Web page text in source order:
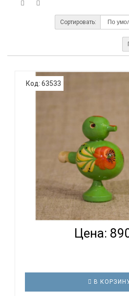
Сортировать:
Код: 63533
МАСТЕРСКАЯ СЕРЕБРОВА К2-
ДЕРЕВЯН...
Цена:
В